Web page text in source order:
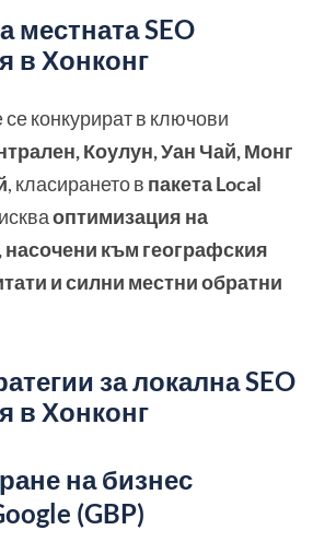
местната SEO
в Хонконг
конкурират в ключови
Коулун, Уан Чай, Монг
, класирането в пакета Local
оптимизация на
към географския
и силни местни обратни
за локална SEO
в Хонконг
на бизнес
(GBP)